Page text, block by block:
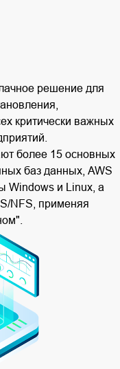
решение для
критически важных
более 15 основных
баз данных, AWS
Windows и Linux, а
NFS, применяя